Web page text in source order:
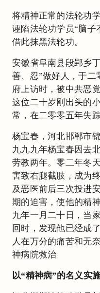
将精神正常的法轮功
诬陷法轮功学员“脑子
借此抹黑法轮功。
安徽省阜南县段郢乡
善、忍”做好人，于二
府上访时，被中共恶
这位二十岁刚出头的
常，在二零零五年失
杨宝春，河北邯郸市
九九九年杨宝春因去
劳教两年。零二年冬
害致右腿截肢，成为
及恶医前后三次投进
期的迫害，使他的精
九年一月二十日，当
回时，发现他已经成
人在万分的痛苦和无
神病院救治
以“精神病”的名义实